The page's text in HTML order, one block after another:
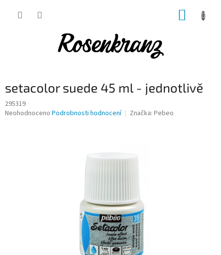
setacolor suede 45 ml - jednotlivě
295319
Průměrné
Neohodnoceno Podrobnosti hodnocení Značka: Pebeo